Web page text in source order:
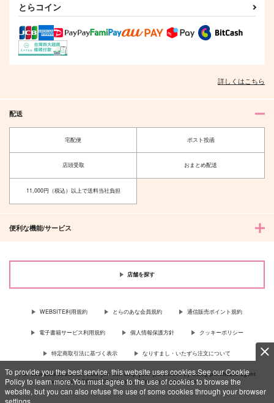
To provide you the best service, this website uses cookies.See our Cookie
Policy to learn more.You must agree to the use of cookies to browse the
website, but you can also refuse the use of some cookies through your browser
settings.
とらコイン
詳しくはこちら
配送
宅配便 ポスト投函
店頭受取 おまとめ配送
11,000円（税込）以上で送料当社負担
便利な機能/サービス
店舗を探す
WEBSITE利用規約 とらのあな会員規約 通信販売ポイント規約
電子書籍サービス利用規約 個人情報保護方針 クッキーポリシー
特定商取引法に基づく表示 なりすまし・いたずら注文について
For Overseas customer, now you can ship your purchases by using purchases agent
services “AOCS”! Click {more…} for more information …more